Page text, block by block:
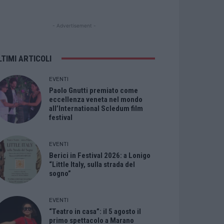
- Advertisement -
ARTICOLI
EVENTI
Paolo Gnutti premiato come
eccellenza veneta nel mondo
all’International Scledum film
festival
EVENTI
Berici in Festival 2026: a Lonigo
“Little Italy, sulla strada del
sogno”
EVENTI
“Teatro in casa”: il 5 agosto il
primo spettacolo a Marano